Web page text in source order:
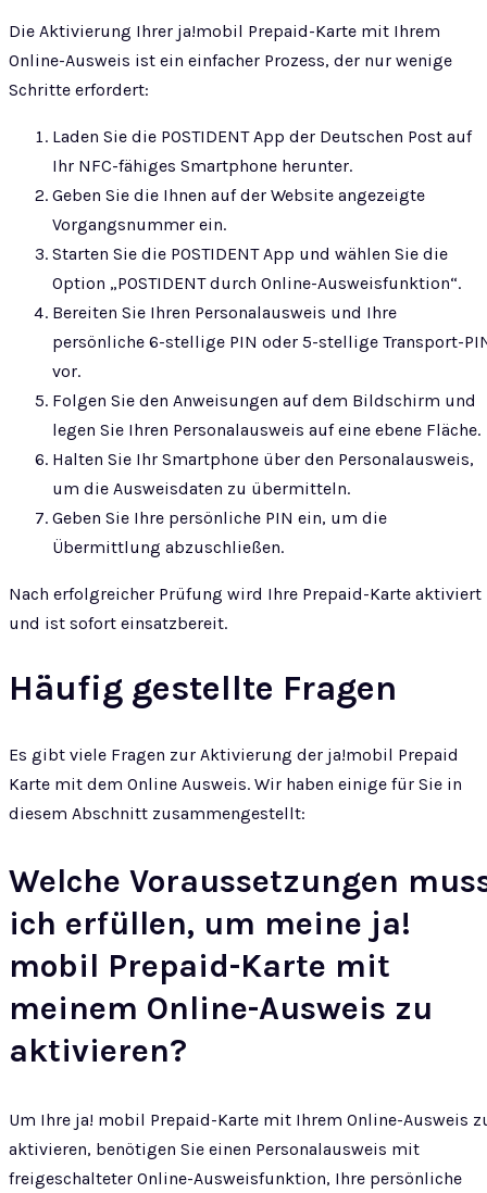
Die Aktivierung Ihrer ja!mobil Prepaid-Karte mit Ihrem
Online-Ausweis ist ein einfacher Prozess, der nur wenige
Schritte erfordert:
Laden Sie die POSTIDENT App der Deutschen Post auf
Ihr NFC-fähiges Smartphone herunter.
Geben Sie die Ihnen auf der Website angezeigte
Vorgangsnummer ein.
Starten Sie die POSTIDENT App und wählen Sie die
Option „POSTIDENT durch Online-Ausweisfunktion“.
Bereiten Sie Ihren Personalausweis und Ihre
persönliche 6-stellige PIN oder 5-stellige Transport-
vor.
Folgen Sie den Anweisungen auf dem Bildschirm und
legen Sie Ihren Personalausweis auf eine ebene Fläche.
Halten Sie Ihr Smartphone über den Personalausweis,
um die Ausweisdaten zu übermitteln.
Geben Sie Ihre persönliche PIN ein, um die
Übermittlung abzuschließen.
Nach erfolgreicher Prüfung wird Ihre Prepaid-Karte aktiviert
und ist sofort einsatzbereit.
Häufig gestellte Fragen
Es gibt viele Fragen zur Aktivierung der ja!mobil Prepaid
Karte mit dem Online Ausweis. Wir haben einige für Sie in
diesem Abschnitt zusammengestellt:
Welche Voraussetzungen
ich erfüllen, um meine ja!
mobil Prepaid-Karte mit
meinem Online-Ausweis zu
aktivieren?
Um Ihre ja! mobil Prepaid-Karte mit Ihrem Online-Ausweis
aktivieren, benötigen Sie einen Personalausweis mit
freigeschalteter Online-Ausweisfunktion, Ihre persönliche